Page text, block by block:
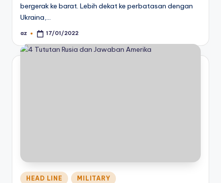
bergerak ke barat. Lebih dekat ke perbatasan dengan
Ukraina,…
Posted
az 17/01/2022
Posted
HEAD LINE MILITARY